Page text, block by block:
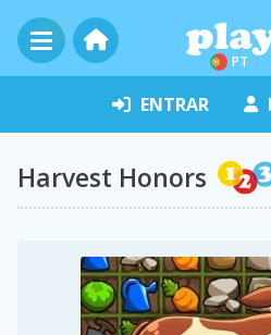
PT
ENTRAR
Harvest Honors